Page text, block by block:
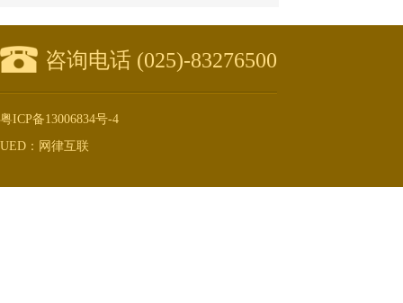
咨询电话 (025)-83276500
粤ICP备13006834号-4
UED：网律互联